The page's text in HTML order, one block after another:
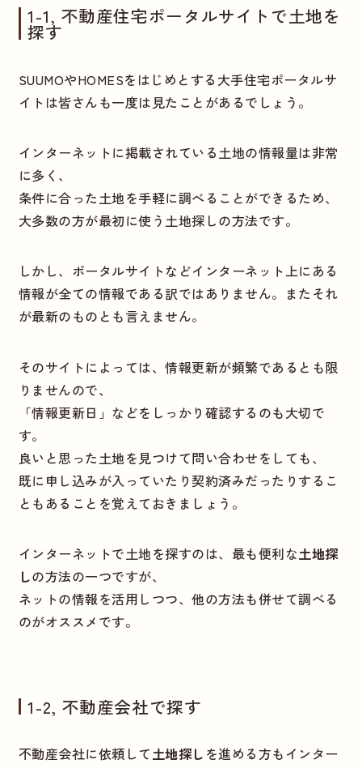
1-1, 不動産住宅ポータルサイトで土地を
探す
SUUMOやHOMESをはじめとする大手住宅ポータルサ
イトは皆さんも一度は見たことがあるでしょう。
インターネットに掲載されている土地の情報量は非常
に多く、
条件に合った土地を手軽に調べることができるため、
大多数の方が最初に使う土地探しの方法です。
しかし、ポータルサイトなどインターネット上にある
情報が全ての情報である訳ではありません。またそれ
が最新のものとも言えません。
そのサイトによっては、情報更新が頻繁であるとも限
りませんので、
「情報更新日」などをしっかり確認するのも大切で
す。
良いと思った土地を見つけて問い合わせをしても、
既に申し込みが入っていたり契約済みだったりするこ
ともあることを覚えておきましょう。
インターネットで土地を探すのは、最も便利な土地探
しの方法の一つですが、
ネットの情報を活用しつつ、他の方法も併せて調べる
のがオススメです。
1-2, 不動産会社で探す
不動産会社に依頼して土地探し を進める方もインター